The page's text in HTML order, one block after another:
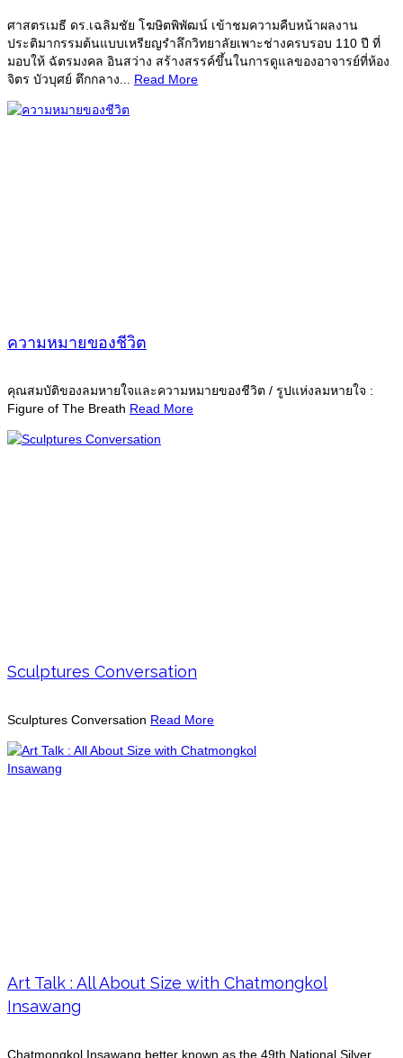
ศาสตรเมธี ดร.เฉลิมชัย โฆษิตพิพัฒน์ เข้าชมความคืบหน้าผลงาน
ประติมากรรมต้นแบบเหรียญรำลึกวิทยาลัยเพาะช่างครบรอบ 110 ปี ที่
มอบให้ ฉัตรมงคล อินสว่าง สร้างสรรค์ขึ้นในการดูแลของอาจารย์ที่ห้อง
จิตร บัวบุศย์ ตึกกลาง... Read More
ความหมายของชีวิต
คุณสมบัติของลมหายใจและความหมายของชีวิต / รูปแห่งลมหายใจ :
Figure of The Breath Read More
Sculptures Conversation
Sculptures Conversation Read More
Art Talk : All About Size with Chatmongkol
Insawang
Chatmongkol Insawang better known as the 49th National Silver